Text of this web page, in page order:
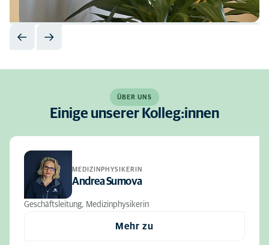
ÜBER UNS
Einige unserer Kolleg:innen
MEDIZINPHYSIKERIN
Andrea Sumova
Geschäftsleitung, Medizinphysikerin
Mehr zu